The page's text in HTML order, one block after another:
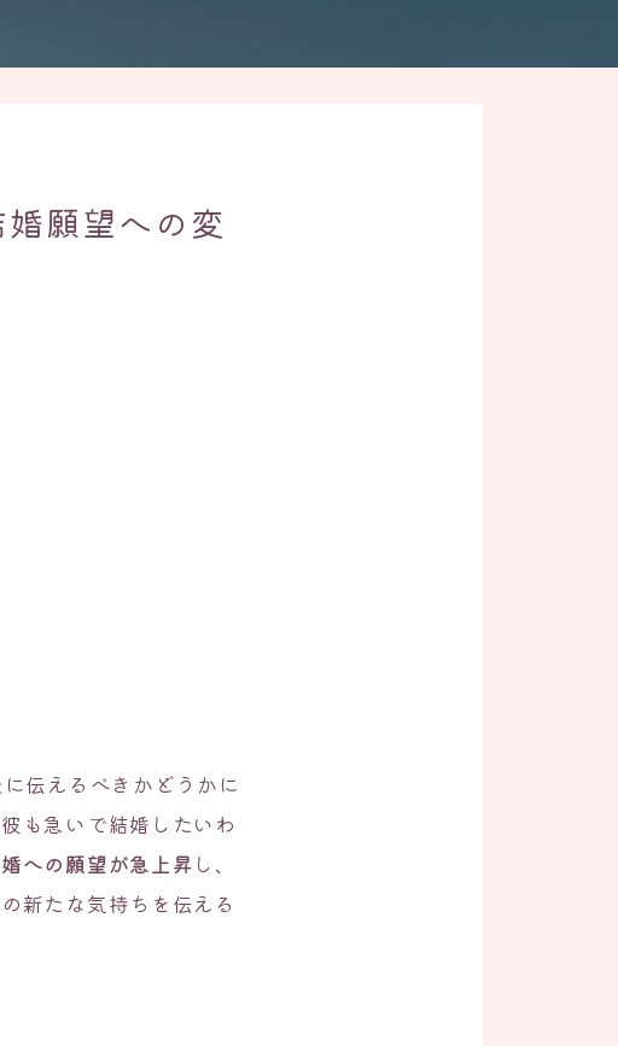
願望への変
伝えるべきかどうかに
も急いで結婚したいわ
への願望が急上昇し、
新たな気持ちを伝える